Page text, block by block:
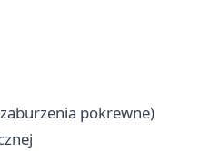
pokrewne)